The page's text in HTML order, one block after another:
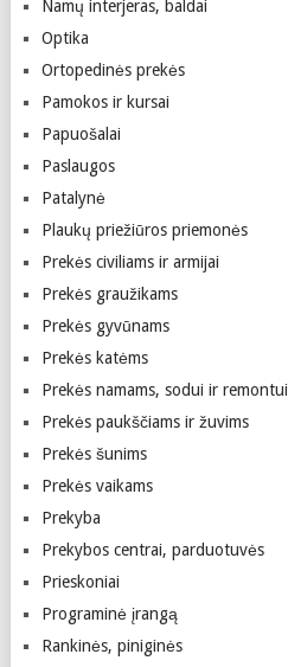
Namų interjeras, baldai
Optika
Ortopedinės prekės
Pamokos ir kursai
Papuošalai
Paslaugos
Patalynė
Plaukų priežiūros priemonės
Prekės civiliams ir armijai
Prekės graužikams
Prekės gyvūnams
Prekės katėms
Prekės namams, sodui ir remontui
Prekės paukščiams ir žuvims
Prekės šunims
Prekės vaikams
Prekyba
Prekybos centrai, parduotuvės
Prieskoniai
Programinė įrangą
Rankinės, piniginės